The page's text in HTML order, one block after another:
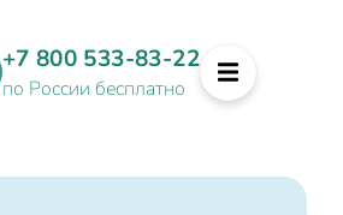
+7 800 533-83-22
по России бесплатно